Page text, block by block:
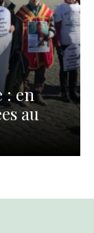
: en
au